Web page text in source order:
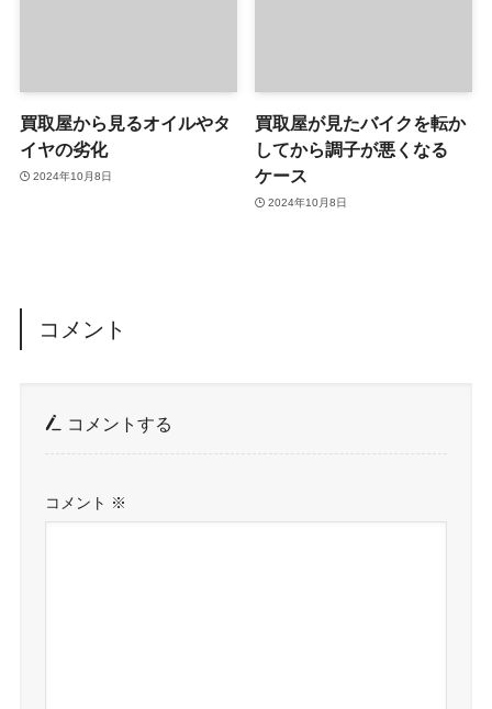
買取屋から見るオイルやタ
イヤの劣化
2024年10月8日
買取屋が見たバイクを転か
してから調子が悪くなる
ケース
2024年10月8日
コメント
コメントする
コメント ※